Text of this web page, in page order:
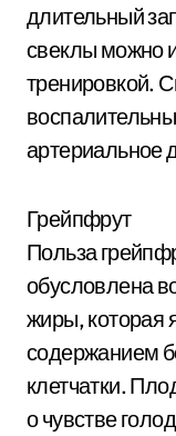
длительный
свеклы можно
тренировкой.
артериальное
Грейпфрут
Польза
обусловлена
жиры, которая
содержанием
клетчатки.
о чувстве